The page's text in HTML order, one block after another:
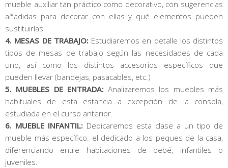
mueble auxiliar tan práctico como decorativo, con sugerencias
añadidas para decorar con ellas y qué elementos pueden
sustituirlas.
4. MESAS DE TRABAJO: Estudiaremos en detalle los distintos
tipos de mesas de trabajo según las necesidades de cada
uno, así como los distintos accesorios específicos que
pueden llevar (bandejas, pasacables, etc.)
5. MUEBLES DE ENTRADA: Analizaremos los muebles más
habituales de esta estancia a excepción de la consola,
estudiada en el curso anterior.
6. MUEBLE INFANTIL: Dedicaremos esta clase a un tipo de
mueble más específico: el dedicado a los peques de la casa,
diferenciando entre habitaciones de bebé, infantiles o
juveniles.